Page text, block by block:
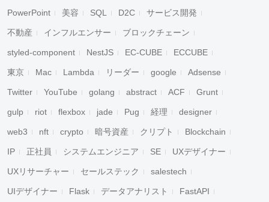
PowerPoint 美容 SQL D2C サービス開発
不動産 インフルエンサー ブロックチェーン
styled-component NestJS EC-CUBE ECCUBE
東京 Mac Lambda リーダー google Adsense
Twitter YouTube golang abstract ACF Grunt
gulp riot flexbox jade Pug 経理 designer
web3 nft crypto 暗号資産 クリプト Blockchain
IP 正社員 システムエンジニア SE UXデザイナー
UXリサーチャー セールステック salestech
UIデザイナー Flask データアナリスト FastAPI